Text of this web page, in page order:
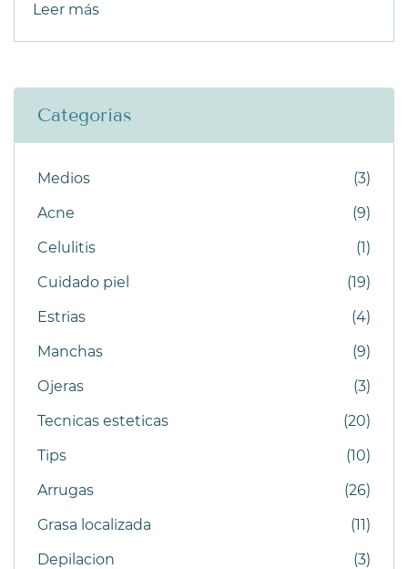
Leer más
Categorías
Medios
(3)
Acne
(9)
Celulitis
(1)
Cuidado piel
(19)
Estrias
(4)
Manchas
(9)
Ojeras
(3)
Tecnicas esteticas
(20)
Tips
(10)
Arrugas
(26)
Grasa localizada
(11)
Depilacion
(3)